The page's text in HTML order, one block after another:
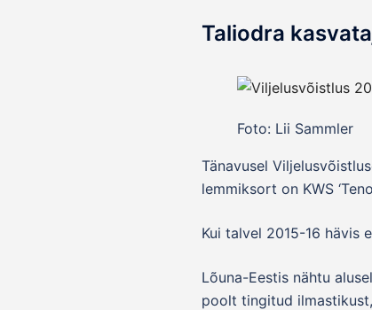
Taliodra
Foto: Lii Sammler
Tänavusel
lemmiksort on KWS
Kui talvel 2015-16 hävis
Lõuna-Eestis nähtu
poolt tingitud